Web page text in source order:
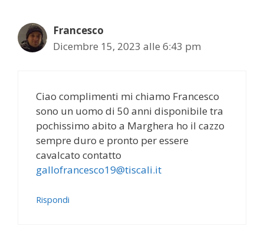
Francesco
Dicembre 15, 2023 alle 6:43 pm
Ciao complimenti mi chiamo Francesco
sono un uomo di 50 anni disponibile tra
pochissimo abito a Marghera ho il cazzo
sempre duro e pronto per essere
cavalcato contatto
gallofrancesco19@tiscali.it
Rispondi